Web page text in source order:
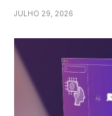
JULHO 29, 2026